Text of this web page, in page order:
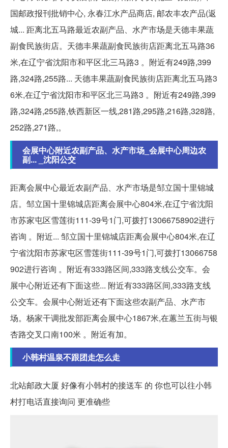
国邮政报刊批销中心, 永春江水产品商店, 邮农丰农产品(返
城... 距离北五马路最近农副产品、水产市场是天德丰果蔬
副食民族街店。天德丰果蔬副食民族街店距离北五马路36
米,在辽宁省沈阳市和平区北三马路3 。附近有249路,399
路,324路,255路... 天德丰果蔬副食民族街店距离北五马路3
6米,在辽宁省沈阳市和平区北三马路3 。附近有249路,399
路,324路,255路,铁西新区一线,281路,295路,216路,328路,
252路,271路,。
会展中心附近农副产品、水产市场_会展中心周边农
副... _沈阳公交
距离会展中心最近农副产品、水产市场是邹立国十里锦城
店。邹立国十里锦城店距离会展中心804米,在辽宁省沈阳
市苏家屯区雪莲街111-39号1门,可拨打13066758902进行
咨询 。附近... 邹立国十里锦城店距离会展中心804米,在辽
宁省沈阳市苏家屯区雪莲街111-39号1门,可拨打13066758
902进行咨询 。附近有333路区间,333路支线公交车。会
展中心附近还有下面这些... 附近有333路区间,333路支线
公交车。会展中心附近还有下面这些农副产品、水产市
场。杨家干调批发部距离会展中心1867米,在蕙兰五街与银
杏路交叉口南100米 。附近有加。
小韩村温泉不跟团走怎么走
北站邮政大厦 好像有小韩村的接送车 的 你也可以往小韩
村打电话直接询问 更准确些